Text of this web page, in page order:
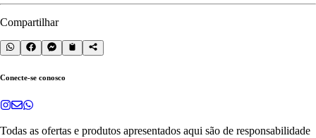
Compartilhar
Conecte-se conosco
Todas as ofertas e produtos apresentados aqui são de responsabilidade